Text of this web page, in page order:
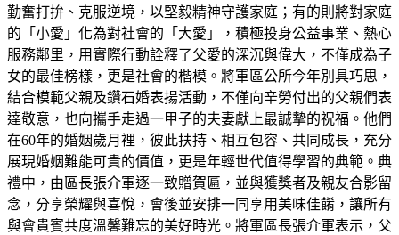
勤奮打拚、克服逆境，以堅毅精神守護家庭；有的則將對家庭
的「小愛」化為對社會的「大愛」，積極投身公益事業、熱心
服務鄰里，用實際行動詮釋了父愛的深沉與偉大，不僅成為子
女的最佳榜樣，更是社會的楷模。將軍區公所今年別具巧思，
結合模範父親及鑽石婚表揚活動，不僅向辛勞付出的父親們表
達敬意，也向攜手走過一甲子的夫妻獻上最誠摯的祝福。他們
在60年的婚姻歲月裡，彼此扶持、相互包容、共同成長，充分
展現婚姻難能可貴的價值，更是年輕世代值得學習的典範。典
禮中，由區長張介軍逐一致贈賀匾，並與獲獎者及親友合影留
念，分享榮耀與喜悅，會後並安排一同享用美味佳餚，讓所有
與會貴賓共度溫馨難忘的美好時光。將軍區長張介軍表示，父